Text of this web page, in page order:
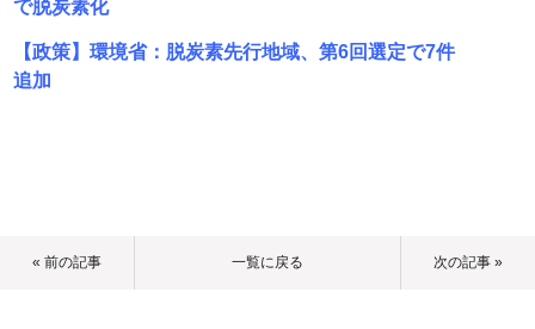
で脱炭素化
【政策】環境省：脱炭素先行地域、第6回選定で7件
追加
« 前の記事 一覧に戻る 次の記事 »